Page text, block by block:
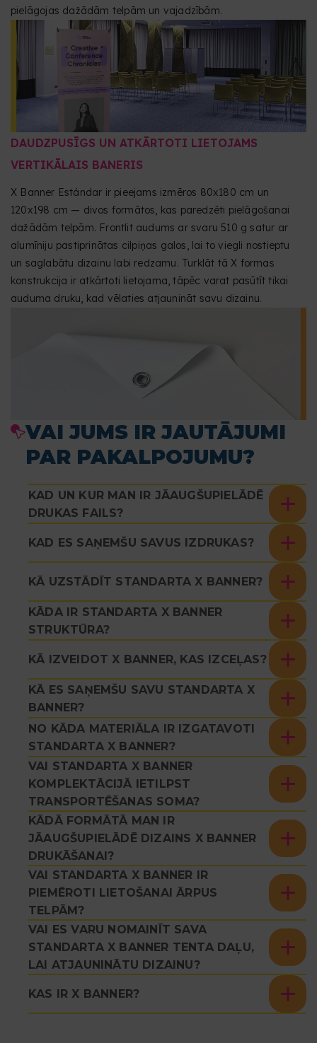
pielāgojas dažādām telpām un vajadzībām.
DAUDZPUSĪGS UN ATKĀRTOTI LIETOJAMS
VERTIKĀLAIS BANERIS
X Banner Estándar ir pieejams izmēros 80x180 cm un
120x198 cm — divos formātos, kas paredzēti pielāgošanai
dažādām telpām. Frontlit audums ar svaru 510 g satur ar
alumīniju pastiprinātas cilpiņas galos, lai to viegli nostieptu
un saglabātu dizainu labi redzamu. Turklāt tā X formas
konstrukcija ir atkārtoti lietojama, tāpēc varat pasūtīt tikai
auduma druku, kad vēlaties atjaunināt savu dizainu.
VAI JUMS IR JAUTĀJUMI
PAR PAKALPOJUMU?
KAD UN KUR MAN IR JĀAUGŠUPIELĀDĒ
DRUKAS FAILS?
KAD ES SAŅEMŠU SAVUS IZDRUKAS?
KĀ UZSTĀDĪT STANDARTA X BANNER?
KĀDA IR STANDARTA X BANNER
STRUKTŪRA?
KĀ IZVEIDOT X BANNER, KAS IZCEĻAS?
KĀ ES SAŅEMŠU SAVU STANDARTA X
BANNER?
NO KĀDA MATERIĀLA IR IZGATAVOTI
STANDARTA X BANNER?
VAI STANDARTA X BANNER
KOMPLEKTĀCIJĀ IETILPST
TRANSPORTĒŠANAS SOMA?
KĀDĀ FORMĀTĀ MAN IR
JĀAUGŠUPIELĀDĒ DIZAINS X BANNER
DRUKĀŠANAI?
VAI STANDARTA X BANNER IR
PIEMĒROTI LIETOŠANAI ĀRPUS
TELPĀM?
VAI ES VARU NOMAINĪT SAVA
STANDARTA X BANNER TENTA DAĻU,
LAI ATJAUNINĀTU DIZAINU?
KAS IR X BANNER?